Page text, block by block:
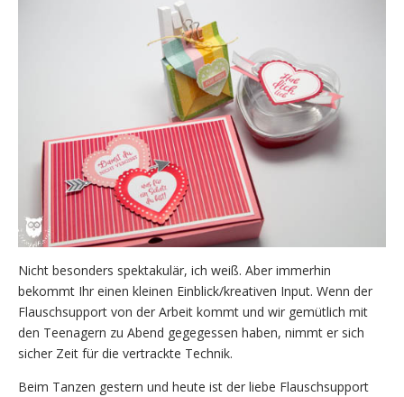
Nicht besonders spektakulär, ich weiß. Aber immerhin
bekommt Ihr einen kleinen Einblick/kreativen Input. Wenn der
Flauschsupport von der Arbeit kommt und wir gemütlich mit
den Teenagern zu Abend gegegessen haben, nimmt er sich
sicher Zeit für die vertrackte Technik.
Beim Tanzen gestern und heute ist der liebe Flauschsupport